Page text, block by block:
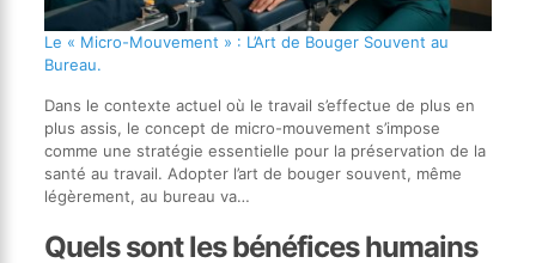
Le « Micro-Mouvement » : L’Art de Bouger Souvent au
Bureau.
Dans le contexte actuel où le travail s’effectue de plus en
plus assis, le concept de micro-mouvement s’impose
comme une stratégie essentielle pour la préservation de la
santé au travail. Adopter l’art de bouger souvent, même
légèrement, au bureau va…
Quels sont les bénéfices humains